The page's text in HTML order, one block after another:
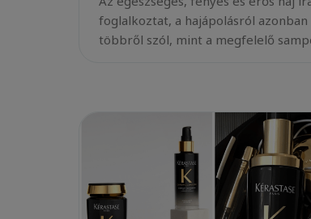
foglalkoztat, a hajápolásról
többről szól, mint a megfelelő